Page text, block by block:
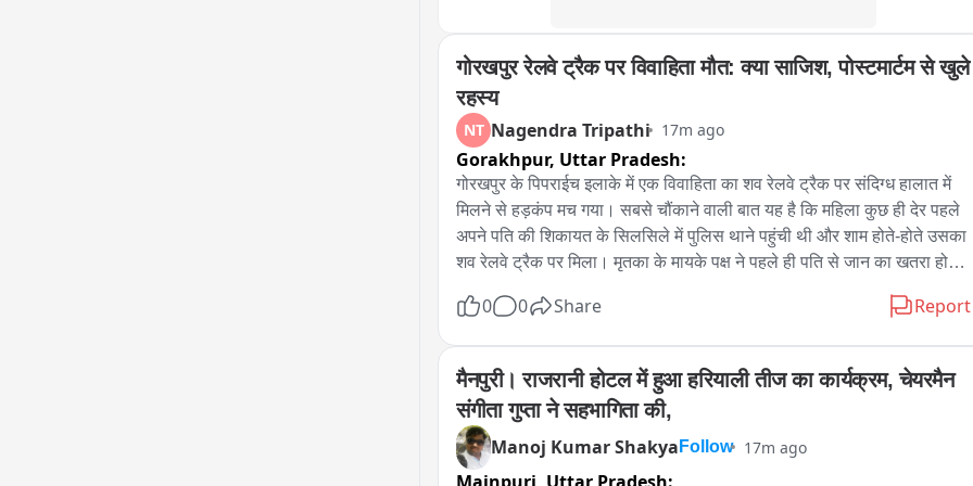
की जा रही है।
जिला पुलिस द्वारा दादरी फायरिंग की घटना को गंभीरता से लेते हुए मामले की हर पहलू
से जांच की जा रही है। पुलिस टीमें घटना में शामिल अन्य आरोपियों की गिरफ्तारी के
लिए संभावित ठिकानों पर लगातार दबिश दे रही हैं। साथ ही आरोपियों के आपराधिक
नेटवर्क, वारदात में प्रयुक्त संसाधनों तथा घटना के पीछे के कारणों की भी गहनता से
जांच की जा रही है。
गोरखपुर रेलवे ट्रैक पर विवाहिता मौत: क्या साजिश, पोस्टमार्टम से खुले
रहस्य
NT Nagendra Tripathi 17m ago
Gorakhpur, Uttar Pradesh:
गोरखपुर के पिपराईच इलाके में एक विवाहिता का शव रेलवे ट्रैक पर संदिग्ध हालात में
मिलने से हड़कंप मच गया। सबसे चौंकाने वाली बात यह है कि महिला कुछ ही देर पहले
अपने पति की शिकायत के सिलसिले में पुलिस थाने पहुंची थी और शाम होते-होते उसका
शव रेलवे ट्रैक पर मिला। मृतका के मायके पक्ष ने पहले ही पति से जान का खतरा होने
दी है और पोस्टमार्टम रिपोर्ट का इंतजार किया जा रहा है। आखिर यह आत्महत्या है,
गोरखपुर के पिपराइच थाना क्षेत्र के खझवां रेलवे ट्रैक पर शुक्रवार शाम उस समय
सनसनी फैल गई, जब रेलवे ट्रैक पर एक विवाहिता का शव पड़ा मिला। सूचना मिलते ही
पुलिस मौके पर पहुंची और शव को कब्जे में लेकर पोस्टमार्टम के लिए भेज दिया। मृतका
की पहचान महमूदाबाद उर्फ मोगलपुरा निवासी संगीता प्रजापति के रूप में हुई है।
0 0 Share Report
मैनपुरी। राजरानी होटल में हुआ हरियाली तीज का कार्यक्रम, चेयरमैन
संगीता गुप्ता ने सहभागिता की,
Manoj Kumar Shakya Follow 17m ago